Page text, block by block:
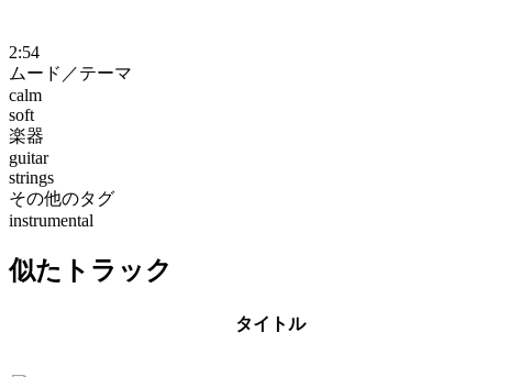
2:54
ムード／テーマ
calm
soft
楽器
guitar
strings
その他のタグ
instrumental
似たトラック
タイトル